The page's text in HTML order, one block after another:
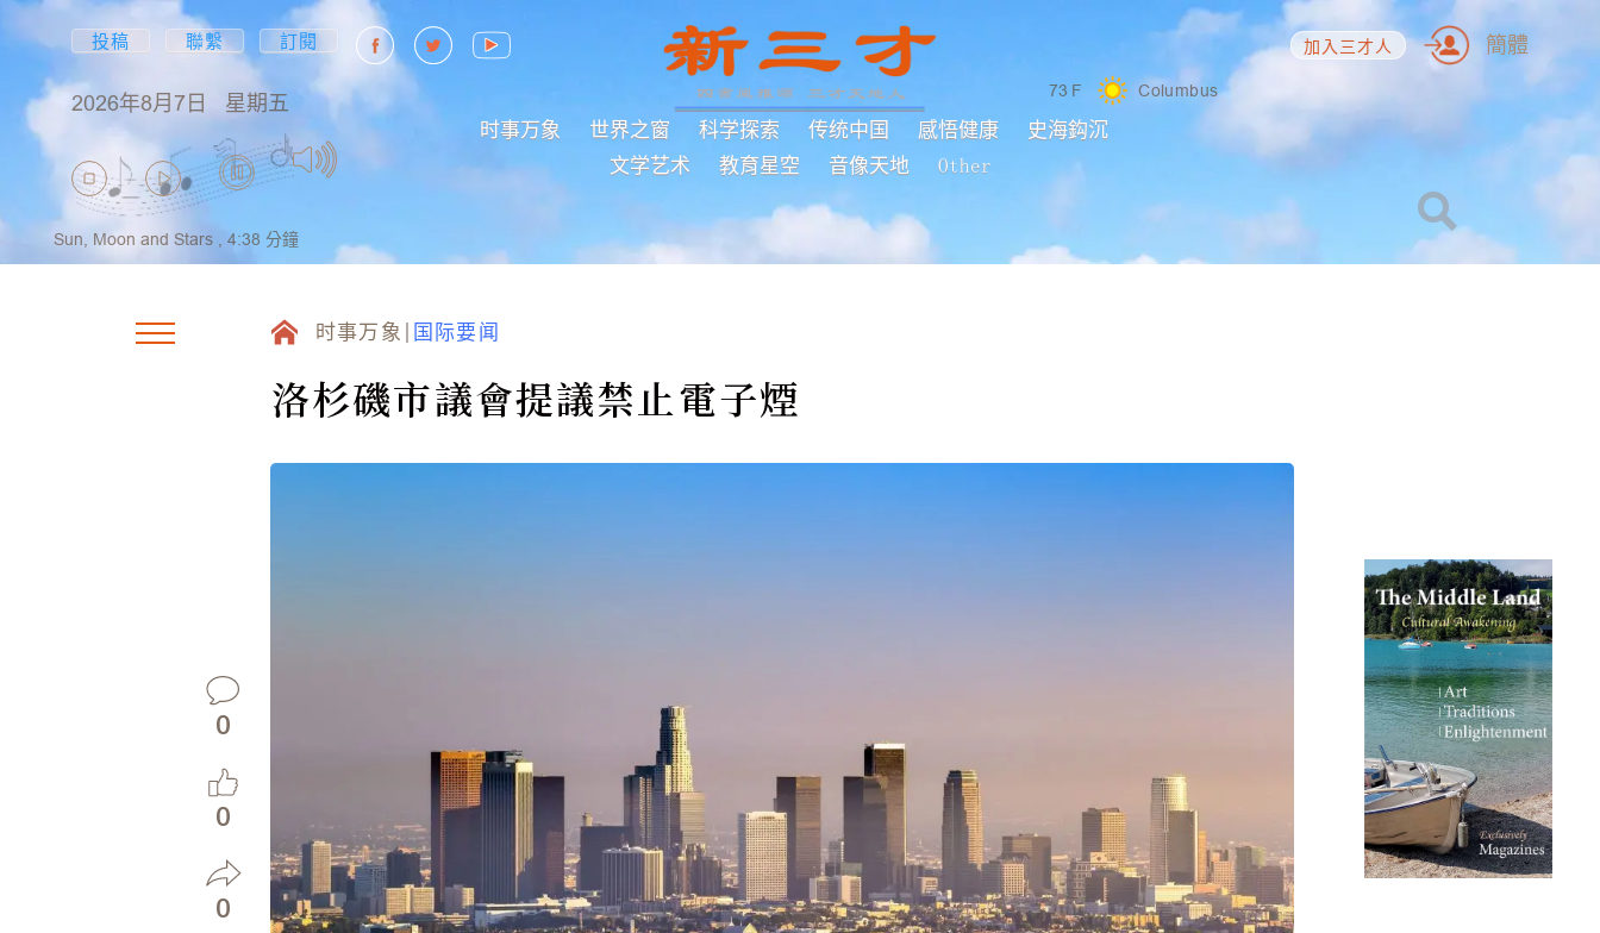
投稿 聯繫 訂閱
2026年8月7日 星期五 73 F Columbus
时事万象 世界之窗 科学探索 传统中国 感悟健康
史海鈎沉
文学艺术
教育星空 音像天地 Other
加入三才人 簡體
Sun, Moon and Stars , 4:38 分鐘
时事万象 国际要闻
洛杉磯市議會提議禁止電子煙
0
0
0